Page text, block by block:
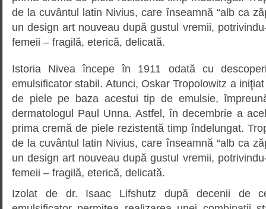
de la cuvântul latin Nivius, care înseamnă “alb ca
un design art nouveau după gustul vremii,
femeii – fragilă, eterică, delicată.
Istoria Nivea începe în 1911 odată cu
emulsificator stabil. Atunci, Oskar Tropolowitz a
de piele pe baza acestui tip de emulsie,
dermatologul Paul Unna. Astfel, în decembrie a
prima cremă de piele rezistentă timp îndelungat.
de la cuvântul latin Nivius, care înseamnă “alb ca
un design art nouveau după gustul vremii,
femeii – fragilă, eterică, delicată.
Izolat de dr. Isaac Lifshutz după decenii de